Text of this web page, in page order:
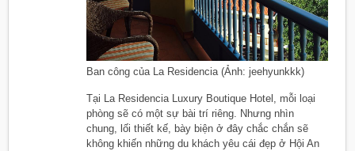
Ban công của La Residencia (Ảnh: jeehyunkkk)
Tại La Residencia Luxury Boutique Hotel, mỗi loại
phòng sẽ có một sự bài trí riêng. Nhưng nhìn
chung, lối thiết kế, bày biện ở đây chắc chắn sẽ
không khiến những du khách yêu cái đẹp ở Hội An